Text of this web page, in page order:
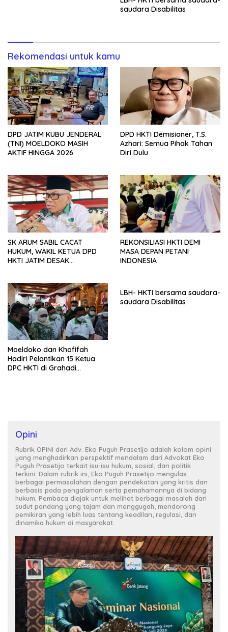
saudara Disabilitas
Rekomendasi untuk kamu
DPD JATIM KUBU JENDERAL
(TNI) MOELDOKO MASIH
AKTIF HINGGA 2026
DPD HKTI Demisioner, T.S.
Azhari: Semua Pihak Tahan
Diri Dulu
SK ARUM SABIL CACAT
HUKUM, WAKIL KETUA DPD
HKTI JATIM DESAK
REKONSILIASI HKTI DEMI
MASA DEPAN PETANI
INDONESIA
Moeldoko dan Khofifah
Hadiri Pelantikan 15 Ketua
DPC HKTI di Grahadi
LBH- HKTI bersama saudara-
saudara Disabilitas
Opini
Rubrik OPINI dari Adv. Eko Puguh Prasetijo adalah kolom opini
yang menghadirkan perspektif mendalam dari Advokat Eko
Puguh Prasetijo terkait isu-isu hukum, sosial, dan politik
terkini. Dalam rubrik ini, Eko Puguh Prasetijo mengulas
berbagai permasalahan dengan pendekatan yang kritis dan
berbasis pada pengalaman serta pemahamannya di bidang
hukum. Pembaca diajak untuk melihat berbagai masalah dari
sudut pandang yang tajam dan menggugah, mendorong
pemikiran yang lebih luas tentang keadilan, regulasi, dan
dinamika hukum di masyarakat.